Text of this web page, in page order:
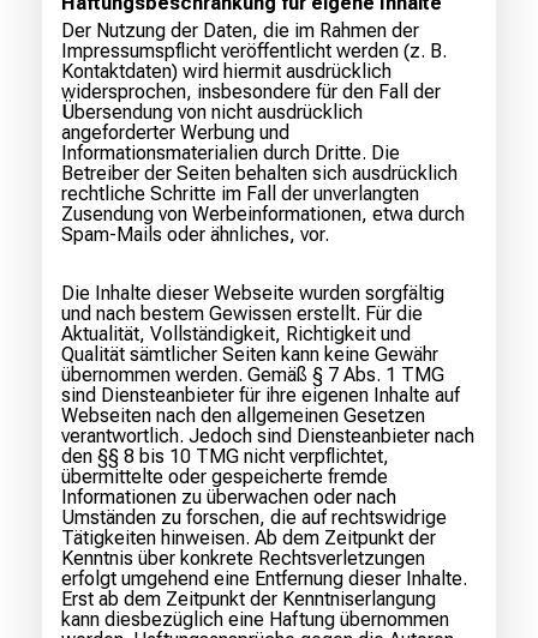
Der Nutzung der Daten, die im Rahmen der
Impressumspflicht veröffentlicht werden (z. B.
Kontaktdaten) wird hiermit ausdrücklich
widersprochen, insbesondere für den Fall der
Übersendung von nicht ausdrücklich
angeforderter Werbung und
Informationsmaterialien durch Dritte. Die
Betreiber der Seiten behalten sich ausdrücklich
rechtliche Schritte im Fall der unverlangten
Zusendung von Werbeinformationen, etwa durch
Spam-Mails oder ähnliches, vor.
Die Inhalte dieser Webseite wurden sorgfältig
und nach bestem Gewissen erstellt. Für die
Aktualität, Vollständigkeit, Richtigkeit und
Qualität sämtlicher Seiten kann keine Gewähr
übernommen werden. Gemäß § 7 Abs. 1 TMG
sind Diensteanbieter für ihre eigenen Inhalte auf
Webseiten nach den allgemeinen Gesetzen
verantwortlich. Jedoch sind Diensteanbieter nach
den §§ 8 bis 10 TMG nicht verpflichtet,
übermittelte oder gespeicherte fremde
Informationen zu überwachen oder nach
Umständen zu forschen, die auf rechtswidrige
Tätigkeiten hinweisen. Ab dem Zeitpunkt der
Kenntnis über konkrete Rechtsverletzungen
erfolgt umgehend eine Entfernung dieser Inhalte.
Erst ab dem Zeitpunkt der Kenntniserlangung
kann diesbezüglich eine Haftung übernommen